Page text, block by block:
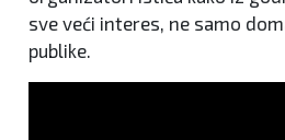
sve veći interes, ne samo
publike.